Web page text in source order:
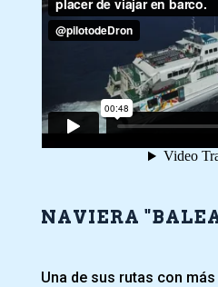
NAVIERA
Una de sus rutas con